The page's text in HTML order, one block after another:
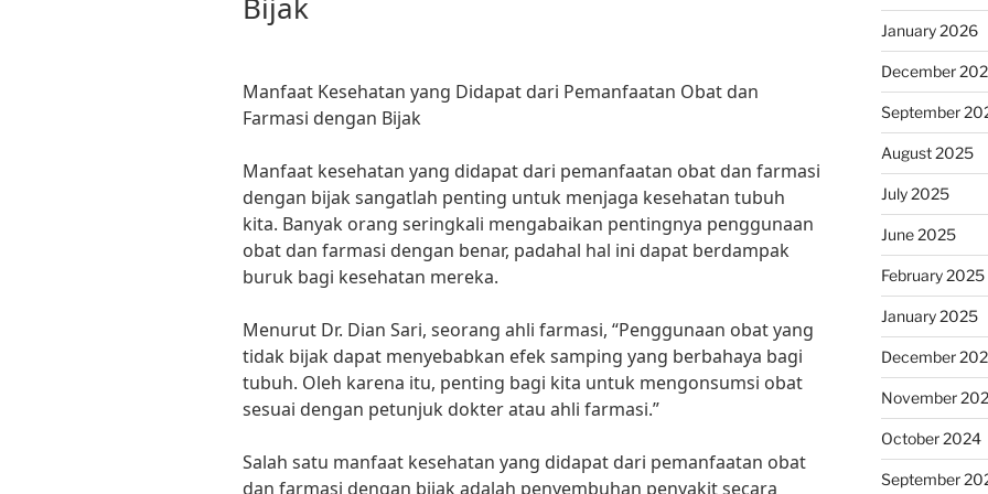
Manfaat Kesehatan yang Didapat dari Pemanfaatan Obat dan
Farmasi dengan Bijak
Manfaat kesehatan yang didapat dari pemanfaatan obat dan farmasi
dengan bijak sangatlah penting untuk menjaga kesehatan tubuh
kita. Banyak orang seringkali mengabaikan pentingnya penggunaan
obat dan farmasi dengan benar, padahal hal ini dapat berdampak
buruk bagi kesehatan mereka.
Menurut Dr. Dian Sari, seorang ahli farmasi, “Penggunaan obat yang
tidak bijak dapat menyebabkan efek samping yang berbahaya bagi
tubuh. Oleh karena itu, penting bagi kita untuk mengonsumsi obat
sesuai dengan petunjuk dokter atau ahli farmasi.”
Salah satu manfaat kesehatan yang didapat dari pemanfaatan obat
dan farmasi dengan bijak adalah penyembuhan penyakit secara
January 2026
December
September
August 2025
July 2025
June 2025
February 2025
January 2025
December
November
October 2024
September